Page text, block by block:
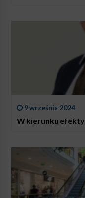
9 września 2024
W kierunku